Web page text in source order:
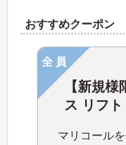
おすすめクーポン
全員
【新規
ス リフト
マリコール